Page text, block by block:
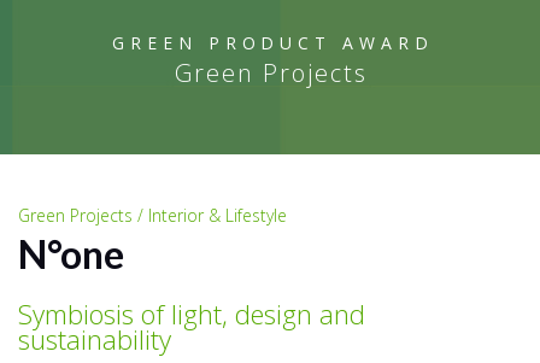
GREEN PRODUCT AWARD
Green Projects
Green Projects / Interior & Lifestyle
N°one
Symbiosis of light, design and
sustainability